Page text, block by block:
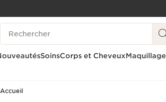
ALLER AU CONTENU
CONSULTER LE PIED DE PAGE
OUTIL D'ACCESSIBILITÉ
Historique des recherches
SoinsCorps et CheveuxMaquillage
Accueil